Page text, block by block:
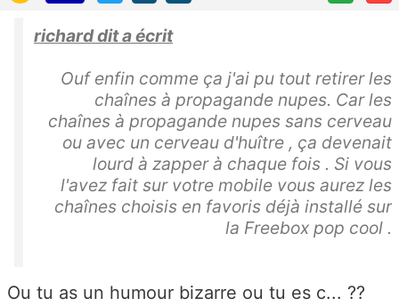
richard dit a écrit
Ouf enfin comme ça j'ai pu tout retirer les
chaînes à propagande nupes. Car les
chaînes à propagande nupes sans cerveau
ou avec un cerveau d'huître , ça devenait
lourd à zapper à chaque fois . Si vous
l'avez fait sur votre mobile vous aurez les
chaînes choisis en favoris déjà installé sur
la Freebox pop cool .
Ou tu as un humour bizarre ou tu es c... ??